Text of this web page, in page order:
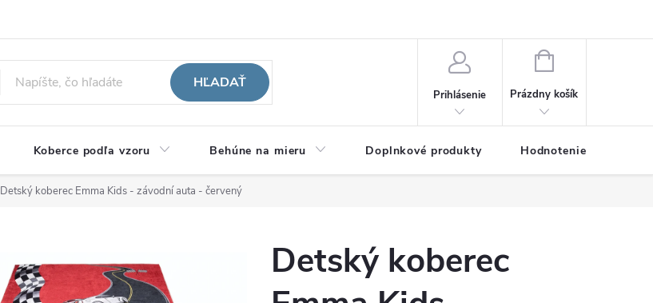
HĽADAŤ
Prihlásenie
NÁKUPNÝ
Prázdny košík
Koberce podľa vzoru Behúne na mieru Doplnkové produkty Hodnotenie obchodu
Detský koberec Emma Kids - závodní auta - červený
Detský koberec